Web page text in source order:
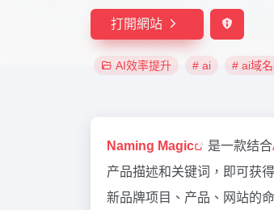
打開網站
AI效率提升 # ai # ai域名
Naming Magic 是一款结合
产品描述和关键词，即可获
新品牌项目、产品、网站的